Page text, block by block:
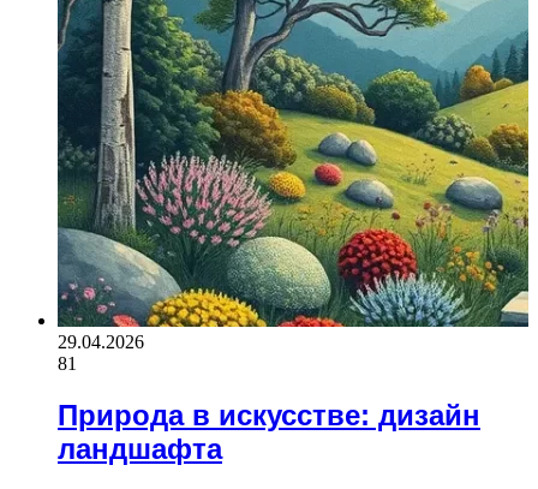
29.04.2026
81
Природа в искусстве: дизайн
ландшафта